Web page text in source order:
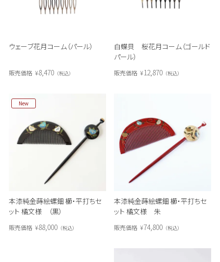
ウェーブ花月コーム（パール）
販売価格 ¥8,470 税込
白蝶貝 桜花月コーム（ゴールド
パール）
販売価格 ¥12,870 税込
本漆純金蒔絵螺鈿 櫛・平打ちセ
ット 橘文様 （黒）
New
販売価格 ¥88,000 税込
本漆純金蒔絵螺鈿 櫛・平打ちセ
ット 橘文様 朱
販売価格 ¥74,800 税込